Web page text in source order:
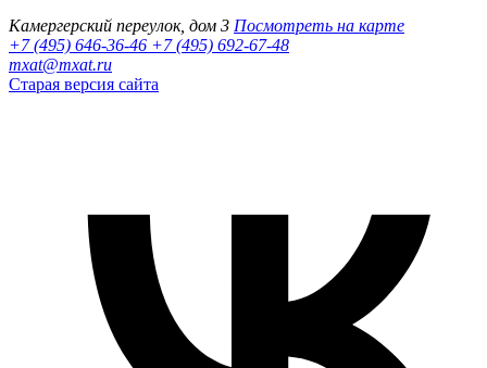
Камергерский переулок, дом 3 Посмотреть на карте
+7 (495) 646-36-46 +7 (495) 692-67-48‬
mxat@mxat.ru
Старая версия сайта